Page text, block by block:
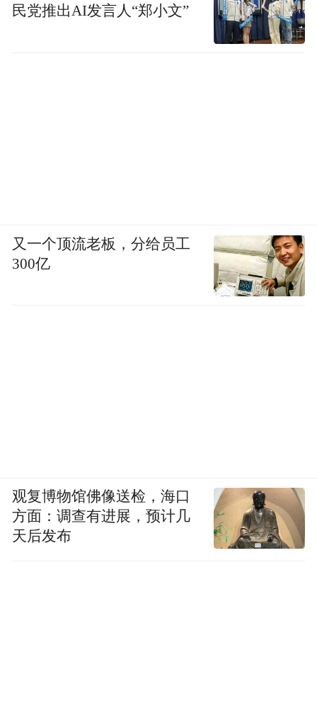
民党推出AI发言人“郑小文”
又一个顶流老板，分给员工
300亿
观复博物馆佛像送检，海口
方面：调查有进展，预计几
天后发布